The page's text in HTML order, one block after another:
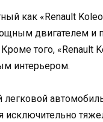
как «Renault
двигателем и
того, «Renault
интерьером.
исключительно